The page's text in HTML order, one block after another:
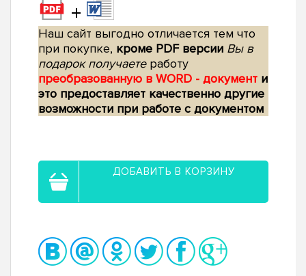
+
Наш сайт выгодно отличается тем что
при покупке, кроме PDF версии Вы в
подарок получаетеработу
преобразованную в WORD - документ и
это предоставляет качественно другие
возможности при работе с документом
ДОБАВИТЬ В КОРЗИНУ